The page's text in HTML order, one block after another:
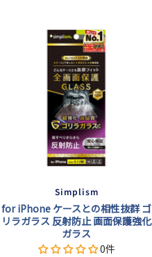
格
Simplism
for iPhone ケースとの相性抜群 ゴ
リラガラス 反射防止 画面保護強化
ガラス
0件